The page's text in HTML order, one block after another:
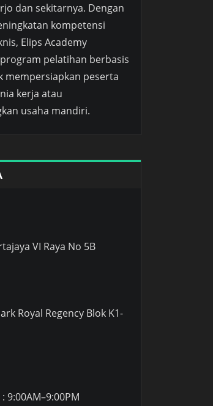
dan sekitarnya. Dengan
kompetensi
Elips Academy
pelatihan berbasis
mempersiapkan peserta
kerja atau
usaha mandiri.
VI Raya No 5B
Royal Regency Blok K1-
9:00AM–9:00PM